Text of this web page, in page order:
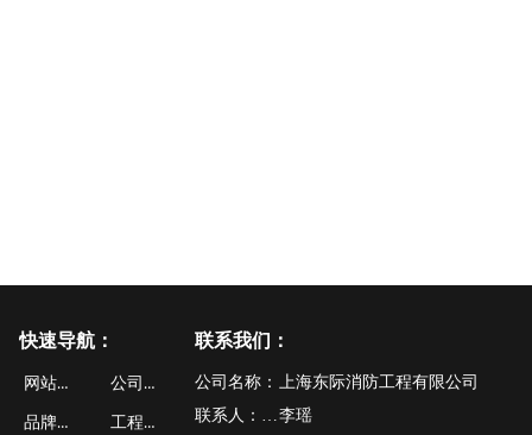
快速导航：
网站首页
品牌文化
联系我们：
公司名称： 上海东际消防工程有限公司
联系人：李瑶李瑶
公司动态
工程案例